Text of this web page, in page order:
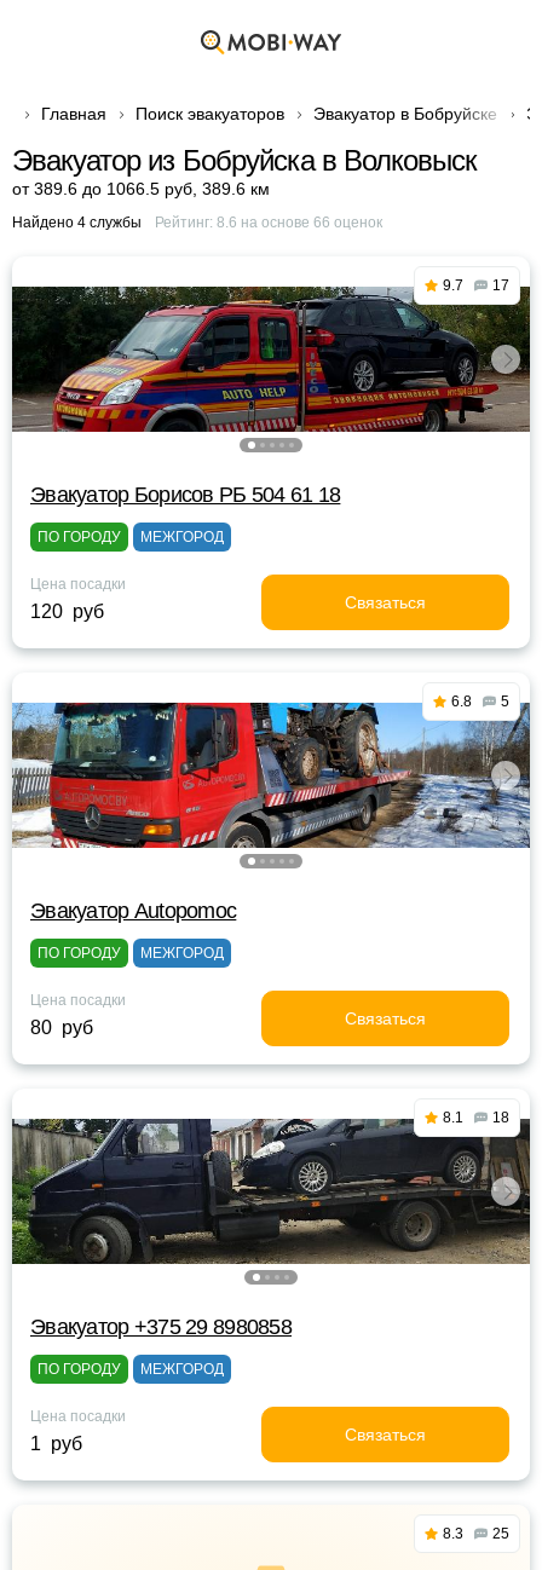
Главная Поиск эвакуаторов Эвакуатор в Бобруйске
Эвакуатор из Бобруйска в Волковыск
от 389.6 до 1066.5 руб 389.6 км
Найдено 4 службы Рейтинг: 8.6 на основе 66 оценок
9.7 17
Эвакуатор Борисов РБ 504 61 18
ПО ГОРОДУ МЕЖГОРОД
Цена посадки
120 руб Связаться
6.8 5
Эвакуатор Autopomoc
ПО ГОРОДУ МЕЖГОРОД
Цена посадки
80 руб Связаться
8.1 18
Эвакуатор +375 29 8980858
ПО ГОРОДУ МЕЖГОРОД
Цена посадки
1 руб Связаться
8.3 25